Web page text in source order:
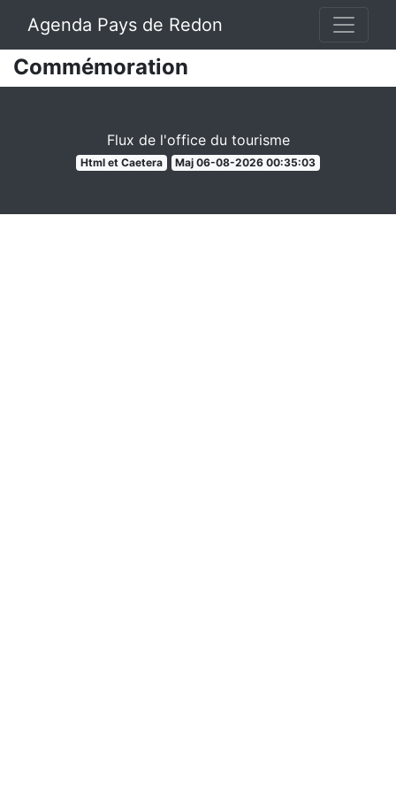
Agenda Pays de Redon
Commémoration
Flux de l'office du tourisme
Html et Caetera Maj 06-08-2026 00:35:03